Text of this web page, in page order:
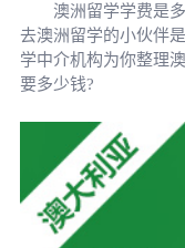
澳洲留学学费是多
去澳洲留学的小伙伴
学中介机构为你整理
要多少钱?